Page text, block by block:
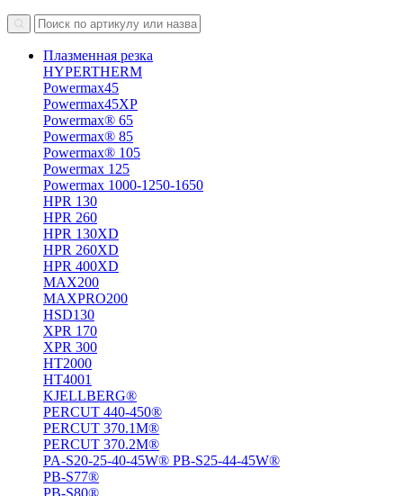
Плазменная резка
HYPERTHERM
Powermax45
Powermax45XP
Powermax® 65
Powermax® 85
Powermax® 105
Powermax 125
Powermax 1000-1250-1650
HPR 130
HPR 260
HPR 130XD
HPR 260XD
HPR 400XD
MAX200
MAXPRO200
HSD130
XPR 170
XPR 300
HT2000
HT4001
KJELLBERG®
PERCUT 440-450®
PERCUT 370.1M®
PERCUT 370.2M®
PA-S20-25-40-45W® PB-S25-44-45W®
PB-S77®
PB-S80®